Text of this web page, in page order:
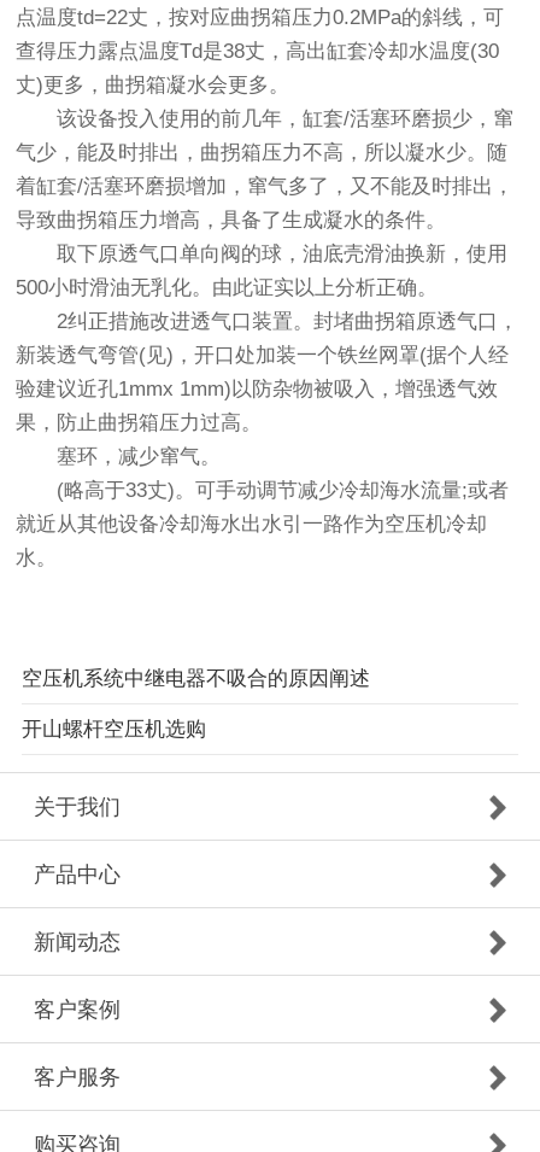
点温度td=22丈，按对应曲拐箱压力0.2MPa的斜线，可
查得压力露点温度Td是38丈，高出缸套冷却水温度(30
丈)更多，曲拐箱凝水会更多。
该设备投入使用的前几年，缸套/活塞环磨损少，窜
气少，能及时排出，曲拐箱压力不高，所以凝水少。随
着缸套/活塞环磨损增加，窜气多了，又不能及时排出，
导致曲拐箱压力增高，具备了生成凝水的条件。
取下原透气口单向阀的球，油底壳滑油换新，使用
500小时滑油无乳化。由此证实以上分析正确。
2纠正措施改进透气口装置。封堵曲拐箱原透气口，
新装透气弯管(见)，开口处加装一个铁丝网罩(据个人经
验建议近孔1mmx 1mm)以防杂物被吸入，增强透气效
果，防止曲拐箱压力过高。
塞环，减少窜气。
(略高于33丈)。可手动调节减少冷却海水流量;或者
就近从其他设备冷却海水出水引一路作为空压机冷却
水。
空压机系统中继电器不吸合的原因阐述
开山螺杆空压机选购
关于我们
产品中心
新闻动态
客户案例
客户服务
购买咨询